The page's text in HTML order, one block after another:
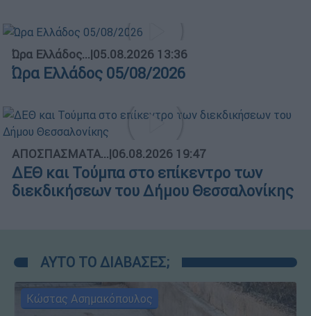
Ώρα Ελλάδος...|05.08.2026 13:36
Ώρα Ελλάδος 05/08/2026
ΑΠΟΣΠΑΣΜΑΤΑ...|06.08.2026 19:47
ΔΕΘ και Τούμπα στο επίκεντρο των
διεκδικήσεων του Δήμου Θεσσαλονίκης
ΑΥΤΟ ΤΟ ΔΙΑΒΑΣΕΣ;
Κώστας Ασημακόπουλος